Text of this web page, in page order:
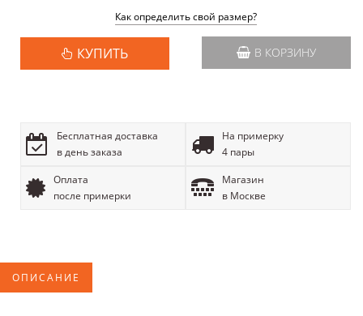
Как определить свой размер?
КУПИТЬ В КОРЗИНУ
Бесплатная доставка
в день заказа
На примерку
4 пары
Оплата
после примерки
Магазин
в Москве
ОПИСАНИЕ